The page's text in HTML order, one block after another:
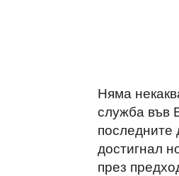
Няма
служба във
последните
достигнал
през